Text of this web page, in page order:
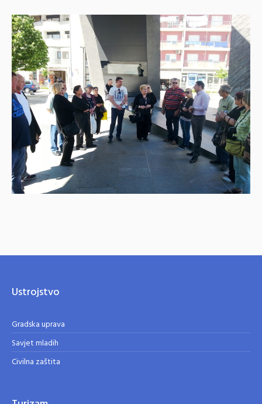
Ustrojstvo
Gradska uprava
Savjet mladih
Civilna zaštita